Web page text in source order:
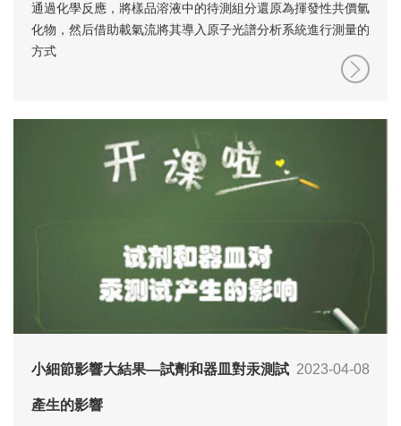
通過化學反應，將樣品溶液中的待測組分還原為揮發性共價氫
化物，然后借助載氣流將其導入原子光譜分析系統進行測量的
方式
2023-04-08
小細節影響大結果—試劑和器皿對汞測試
產生的影響